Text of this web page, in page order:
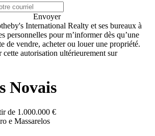
Envoyer
International Realty et ses bureaux à
personnelles pour m’informer dès qu’une
de vendre, acheter ou louer une propriété.
autorisation ultérieurement sur
Novais
de 1.000.000 €
e Massarelos